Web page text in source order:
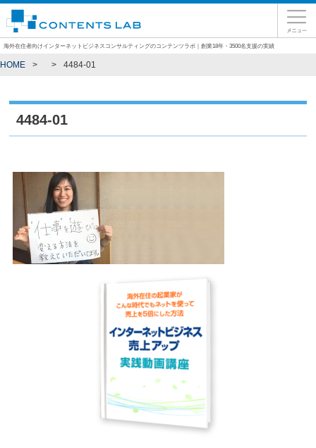
海外在住者向けインターネットビジネスコンサルティングのコンテンツラボ｜創業18年・3500名支援の実績
HOME 4484-01
4484-01